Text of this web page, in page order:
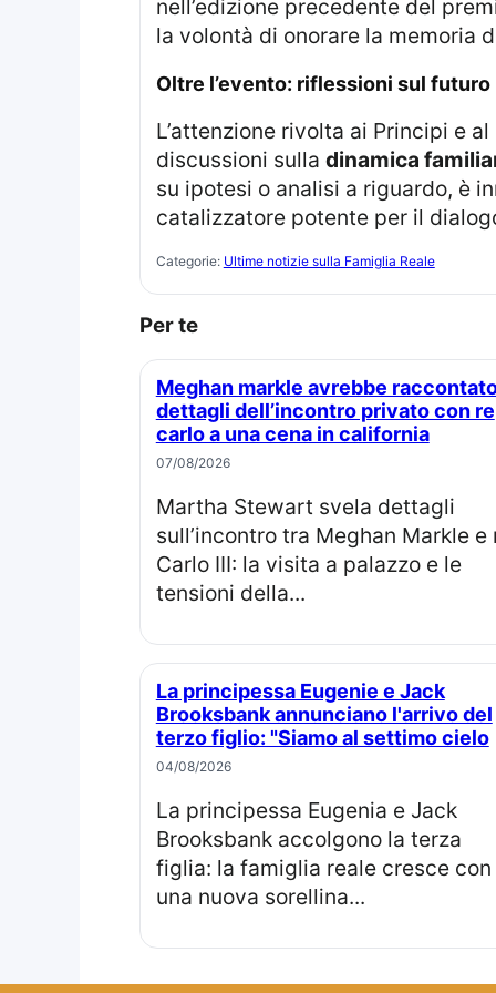
nell’edizione precedente del
la volontà di onorare la memoria
oltre l’evento: riflessioni sul futuro
L’attenzione rivolta ai Principi e al loro rapporto durante questi eventi di alta visibilità continua ad alimentare
discussioni sulla dinamica
su ipotesi o analisi a riguardo, è
catalizzatore potente per il
Categorie: Ultime notizie sulla Famiglia Reale
Per te
Meghan markle avrebbe raccontato
dettagli dell’incontro privato con re
carlo a una cena in california
07/08/2026
Martha Stewart svela dettagli
sull’incontro tra Meghan Markle e
Carlo III: la visita a palazzo e le
tensioni della...
La principessa Eugenie e Jack
Brooksbank annunciano l'arrivo del
terzo figlio: "Siamo al settimo cielo
04/08/2026
La principessa Eugenia e Jack
Brooksbank accolgono la terza
figlia: la famiglia reale cresce con
una nuova sorellina...